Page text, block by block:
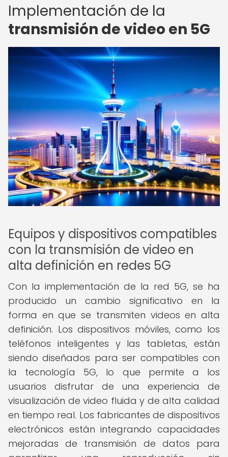
Implementación de la
transmisión de video en 5G
Equipos y dispositivos compatibles
con la transmisión de video en
alta definición en redes 5G
Con la implementación de la red 5G, se ha
producido un cambio significativo en la
forma en que se transmiten videos en alta
definición. Los dispositivos móviles, como los
teléfonos inteligentes y las tabletas, están
siendo diseñados para ser compatibles con
la tecnología 5G, lo que permite a los
usuarios disfrutar de una experiencia de
visualización de video fluida y de alta calidad
en tiempo real. Los fabricantes de dispositivos
electrónicos están integrando capacidades
mejoradas de transmisión de datos para